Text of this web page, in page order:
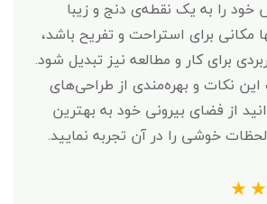
خود را به یک نقطه‌ی دنج و زیبا
مکانی برای استراحت و تفریح باشد،
برای کار و مطالعه نیز تبدیل شود.
این نکات و بهره‌مندی از طراحی‌های
از فضای بیرونی خود به بهترین
خوشی را در آن تجربه نمایید.